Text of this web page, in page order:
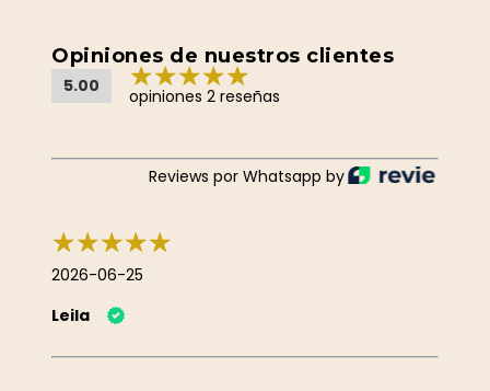
Opiniones de nuestros clientes
5.00 opiniones 2 reseñas
Reviews por Whatsapp by
2026-06-25
Leila